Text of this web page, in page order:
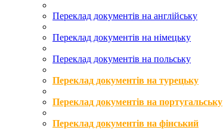
Переклад документів на англійську
Переклад документів на німецьку
Переклад документів на польську
Переклад документів на турецьку
Переклад документів на португальську
Переклад документів на фінський